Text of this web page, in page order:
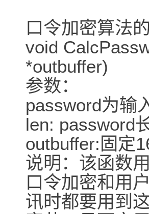
口令加密算法
void
*outbuffer)
参数：
password为输
len: password
outbuffer:固定
说明：该函数
口令加密和用
讯时都要用到